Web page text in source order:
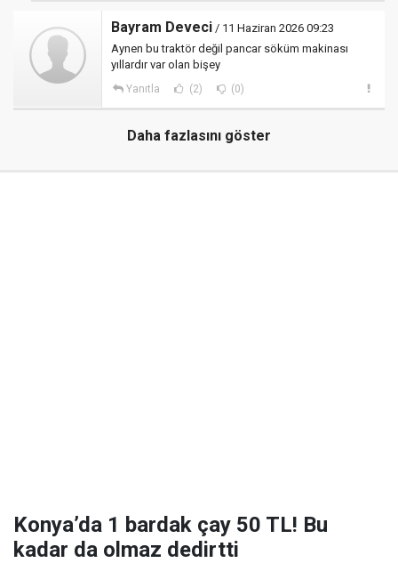
Bayram Deveci / 11 Haziran 2026 09:23
Aynen bu traktör değil pancar söküm makinası
yıllardır var olan bişey
Yanıtla (2) (0)
Daha fazlasını göster
Konya’da 1 bardak çay 50 TL! Bu
kadar da olmaz dedirtti